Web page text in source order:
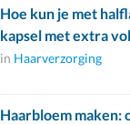
Hoe kun je met
kapsel met extra
in Haarverzorging
Haarbloem maken: